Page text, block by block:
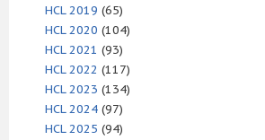
HCL 2019 (65)
HCL 2020 (104)
HCL 2021 (93)
HCL 2022 (117)
HCL 2023 (134)
HCL 2024 (97)
HCL 2025 (94)